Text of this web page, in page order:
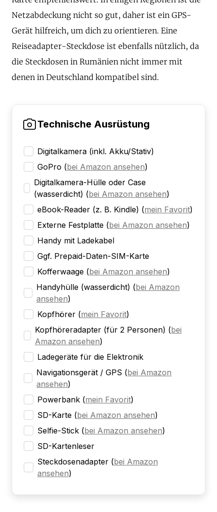
Netzabdeckung nicht so gut, daher ist ein GPS-
Gerät hilfreich, um dich zu orientieren. Eine
Reiseadapter-Steckdose ist ebenfalls nützlich, da
die Steckdosen in Rumänien nicht immer mit
denen in Deutschland kompatibel sind.
Technische Ausrüstung
Digitalkamera (inkl. Akku/Stativ)
GoPro (bei Amazon ansehen)
Digitalkamera-Hülle oder Case
(wasserdicht) (bei Amazon ansehen)
eBook-Reader (z. B. Kindle) (mein Favorit)
Externe Festplatte (bei Amazon ansehen)
Handy mit Ladekabel
Ggf. Prepaid-Daten-SIM-Karte
Kofferwaage (bei Amazon ansehen)
Handyhülle (wasserdicht) (bei Amazon
ansehen)
Kopfhörer (mein Favorit)
Kopfhöreradapter (für 2 Personen) (bei
Amazon ansehen)
Ladegeräte für die Elektronik
Navigationsgerät / GPS (bei Amazon
ansehen)
Powerbank (mein Favorit)
SD-Karte (bei Amazon ansehen)
Selfie-Stick (bei Amazon ansehen)
SD-Kartenleser
Steckdosenadapter (bei Amazon
ansehen)